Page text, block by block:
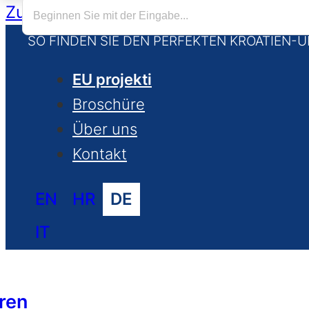
Zum Hauptinhalt springen
SO FINDEN SIE DEN PERFEKTEN KROATIEN-
EU projekti
Broschüre
Über uns
Kontakt
EN HR
DE
IT